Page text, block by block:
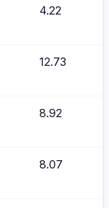
4.22
12.73
8.92
8.07